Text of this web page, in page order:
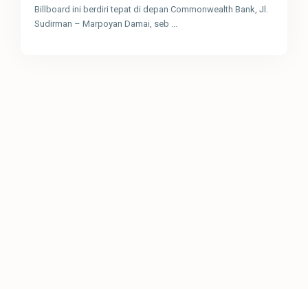
Billboard ini berdiri tepat di depan Commonwealth Bank, Jl.
Sudirman – Marpoyan Damai, seb ...